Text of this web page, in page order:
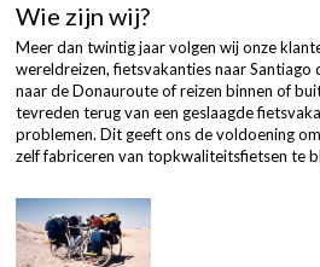
Bulgarije
Wie zijn wij?
Meer dan twintig jaar volgen wij onze
wereldreizen, fietsvakanties naar Santiago
naar de Donauroute of reizen binnen of
tevreden terug van een geslaagde
problemen. Dit geeft ons de voldoening
zelf fabriceren van topkwaliteitsfietsen te